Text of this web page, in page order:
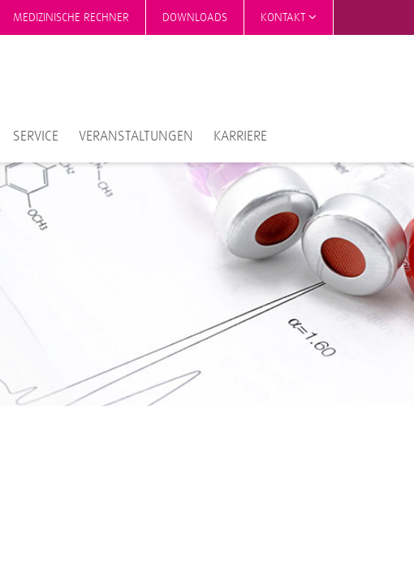
MEDIZINISCHE RECHNER DOWNLOADS KONTAKT
SERVICE VERANSTALTUNGEN KARRIERE